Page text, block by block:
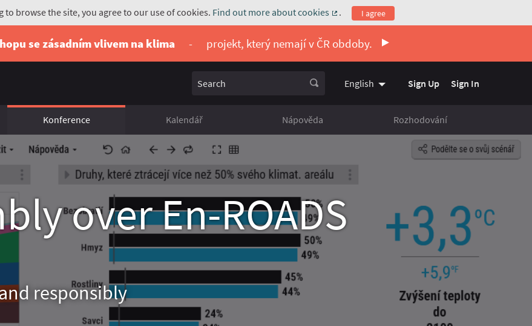
to browse the site, you agree to our use of cookies. Find out more about cookies
(External link)
. I agree
se zásadním vlivem na klima - projekt, který nemají v ČR obdoby.
Search English Vyberte jazyk Choose language
Sign Up Sign In
Konference Kalendář Nápověda Rozhodování
over En-ROADS
responsibly